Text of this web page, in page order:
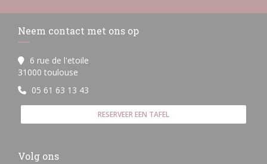
Neem contact met ons op
6 rue de l'etoile
31000 toulouse
05 61 63 13 43
RESERVEER EEN TAFEL
Volg ons